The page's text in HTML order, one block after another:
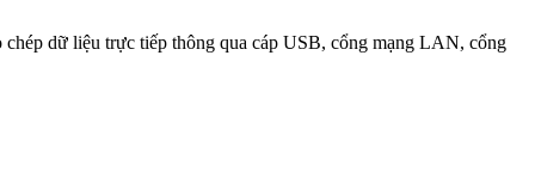
dữ liệu trực tiếp thông qua cáp USB, cổng mạng LAN, cổng